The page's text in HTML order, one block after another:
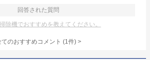
回答された質問
除機でおすすめを教えてください。
てのおすすめコメント (1件) >